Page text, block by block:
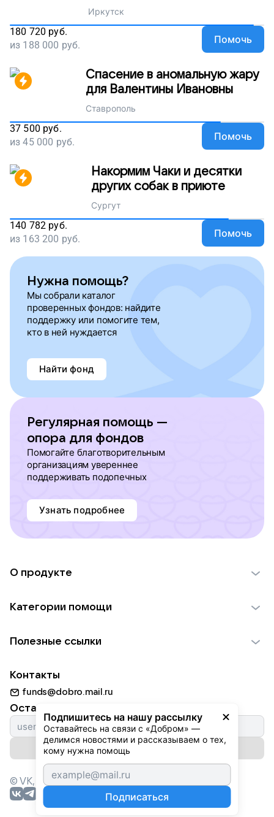
Иркутск
180 720 руб.
из 188 000 руб. Помочь
Спасение в аномальную жару
для Валентины Ивановны
Ставрополь
37 500 руб.
из45 000 руб. Помочь
Накормим Чаки и десятки
других собак в приюте
Сургут
140 782 руб.
из 163 200 руб. Помочь
Нужна помощь?
Мы собрали каталог
проверенных фондов: найдите
поддержку или помогите тем,
кто в ней нуждается
Найти фонд
Регулярная помощь —
опора для фондов
Помогайте благотворительным
организациям увереннее
поддерживать подопечных
Узнать подробнее
Подпишитесь на нашу рассылку
Оставайтесь на связи с «Добром» —
делимся новостями и рассказываем о тех,
кому нужна помощь
Подписаться
О продукте
Использование материалов
Для НКО
Партнерам
Категории помощи
Пожилым
Животным
Природе
Культуре
Фондам
Полезные ссылки
Добрый день
Истории
Автоплатежи
Контакты
funds@dobro.mail.ru
Оставайтесь с нами
Подписаться на рассылку
© VK, 2026г. Все права защищены.